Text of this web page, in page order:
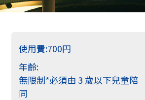
使用費:700円
年齡:
無限制*必須由 3 歲以下兒童陪
同